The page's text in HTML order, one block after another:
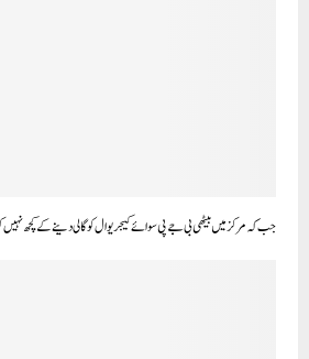
جب کہ مرکز میں بیٹھی بی جے پی سوائے کیجریوال کو گالی دینے کے کچھ